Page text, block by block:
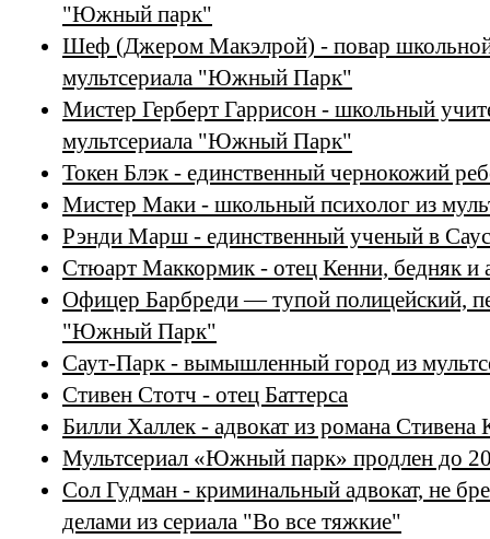
"Южный парк"
Шеф (Джером Макэлрой) - повар школьной
мультсериала "Южный Парк"
Мистер Герберт Гаррисон - школьный
мультсериала "Южный Парк"
Токен Блэк - единственный чернокожий
Мистер Маки - школьный психолог из
Рэнди Марш - единственный ученый в
Стюарт Маккормик - отец Кенни, бедняк и
Офицер Барбреди — тупой полицейский,
"Южный Парк"
Саут-Парк - вымышленный город из
Стивен Стотч - отец Баттерса
Билли Халлек - адвокат из романа
Мультсериал «Южный парк» продлен до
Сол Гудман - криминальный адвокат, не
делами из сериала "Во все тяжкие"